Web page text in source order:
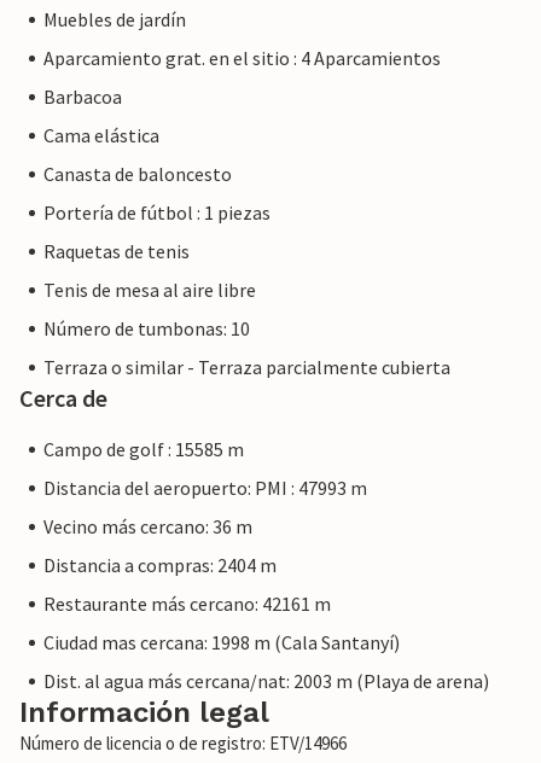
Muebles de jardín
Aparcamiento grat. en el sitio : 4 Aparcamientos
Barbacoa
Cama elástica
Canasta de baloncesto
Portería de fútbol : 1 piezas
Raquetas de tenis
Tenis de mesa al aire libre
Número de tumbonas: 10
Terraza o similar - Terraza parcialmente cubierta
Cerca de
Campo de golf : 15585 m
Distancia del aeropuerto: PMI : 47993 m
Vecino más cercano: 36 m
Distancia a compras: 2404 m
Restaurante más cercano: 42161 m
Ciudad mas cercana: 1998 m (Cala Santanyí)
Dist. al agua más cercana/nat: 2003 m (Playa de arena)
Información legal
Número de licencia o de registro: ETV/14966